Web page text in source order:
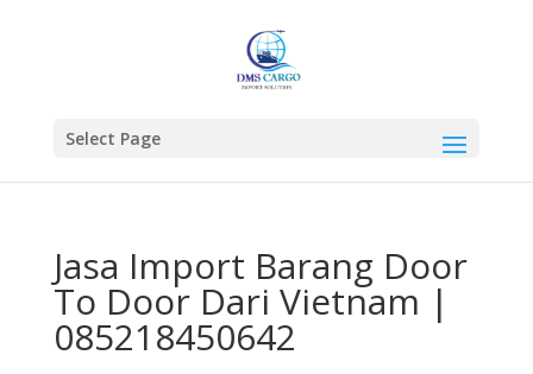
Select Page
Jasa Import Barang Door
To Door Dari Vietnam |
085218450642